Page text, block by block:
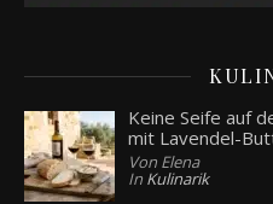
Keine Seife auf
mit Lavendel-
Von Elena
In Kulinarik